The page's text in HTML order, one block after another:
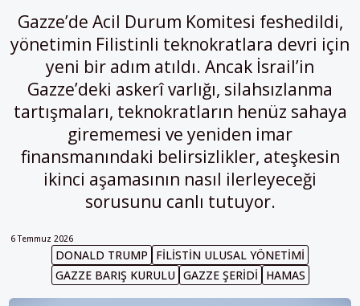
Gazze’de Acil Durum Komitesi feshedildi,
yönetimin Filistinli teknokratlara devri için
yeni bir adım atıldı. Ancak İsrail’in
Gazze’deki askerî varlığı, silahsızlanma
tartışmaları, teknokratların henüz sahaya
girememesi ve yeniden imar
finansmanındaki belirsizlikler, ateşkesin
ikinci aşamasının nasıl ilerleyeceği
sorusunu canlı tutuyor.
6 Temmuz 2026
DONALD TRUMP
FILISTIN ULUSAL YÖNETIMI
GAZZE BARIŞ KURULU GAZZE ŞERIDI HAMAS